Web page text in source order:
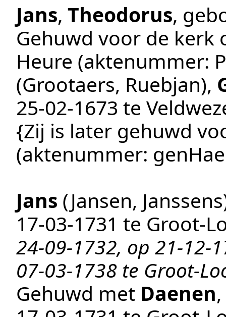
Jans, Theodorus,
Gehuwd voor de kerk
Heure (aktenummer:
(Grootaers, Ruebjan),
25‑02‑1673 te
{Zij is later gehuwd
(aktenummer:
Jans (Jansen,
17‑03‑1731 te Groot-
24-09-1732, op 21-12-
07-03-1738 te Groot-
Gehuwd met Daenen,